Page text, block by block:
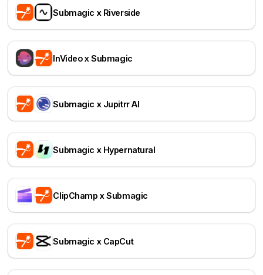
Submagic x Riverside
InVideo x Submagic
Submagic x Jupitrr AI
Submagic x Hypernatural
ClipChamp x Submagic
Submagic x CapCut